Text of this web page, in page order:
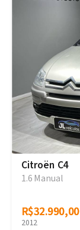
Citroën C4
1.6 Manual
R$32.990,00
R$32.990,00
2012